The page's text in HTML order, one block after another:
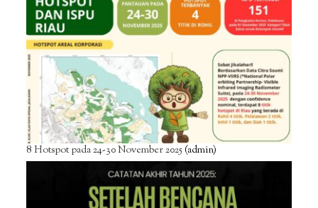
8 Hotspot pada 24-30 November 2025(admin)